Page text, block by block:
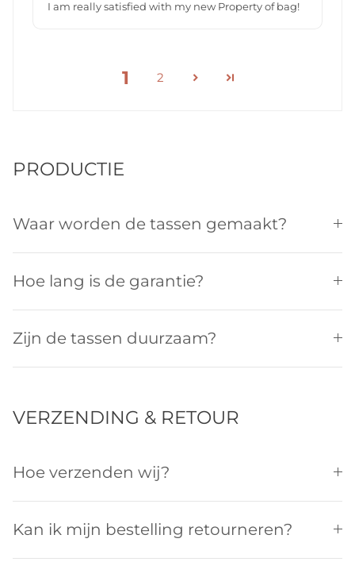
I am really satisfied with my new Property of bag!
1 2
PRODUCTIE
Waar worden de tassen gemaakt?
Hoe lang is de garantie?
Zijn de tassen duurzaam?
VERZENDING & RETOUR
Hoe verzenden wij?
Kan ik mijn bestelling retourneren?